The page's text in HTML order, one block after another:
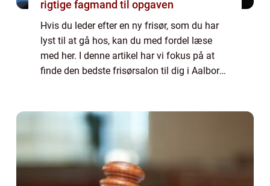
rigtige fagmand til opgaven
Hvis du leder efter en ny frisør, som du har
lyst til at gå hos, kan du med fordel læse
med her. I denne artikel har vi fokus på at
finde den bedste frisørsalon til dig i Aalborg.